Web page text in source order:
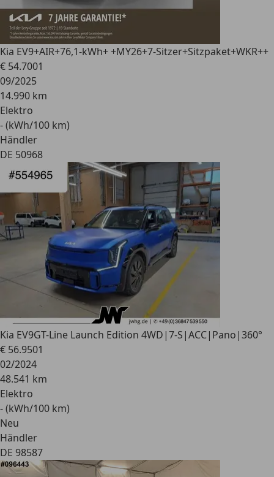
Kia EV9+AIR+76,1-kWh+ +MY26+7-Sitzer+Sitzpaket+WKR++
€ 54.7001
09/2025
14.990 km
Elektro
- (kWh/100 km)
Händler
DE 50968
Kia EV9GT-Line Launch Edition 4WD|7-S|ACC|Pano|360°
€ 56.9501
02/2024
48.541 km
Elektro
- (kWh/100 km)
Neu
Händler
DE 98587